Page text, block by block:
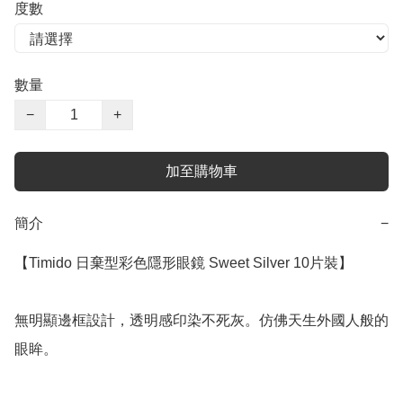
度數
數量
−
+
加至購物車
簡介 −
【Timido 日棄型彩色隱形眼鏡 Sweet Silver 10片裝】
無明顯邊框設計，透明感印染不死灰。仿佛天生外國人般的
眼眸。